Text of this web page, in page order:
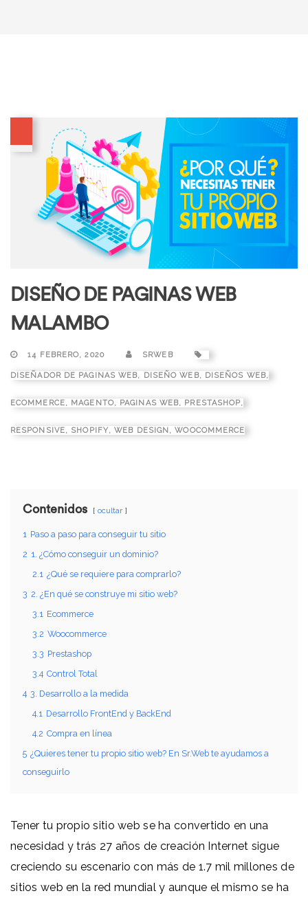
DISEÑO DE PAGINAS WEB
MALAMBO
14 FEBRERO, 2020 SRWEB
DISEÑADOR DE PAGINAS WEB, DISEÑO WEB, DISEÑOS WEB,
ECOMMERCE, MAGENTO, PAGINAS WEB, PRESTASHOP,
RESPONSIVE, SHOPIFY,WEB DESIGN ,WOOCOMMERCE
Contenidos ocultar
1 Paso a paso para conseguir tu sitio
2 1. ¿Cómo conseguir un dominio?
2.1 ¿Qué se requiere para comprarlo?
3 2. ¿En qué se construye mi sitio web?
3.1 Ecommerce
3.2 Woocommerce
3.3 Prestashop
3.4 Control Total
4 3. Desarrollo a la medida
4.1 Desarrollo FrontEnd y BackEnd
4.2 Compra en línea
5 ¿Quieres tener tu propio sitio web? En Sr.Web te ayudamos a
conseguirlo
Tener tu propio sitio web se ha convertido en una
necesidad y trás 27 años de creación Internet sigue
creciendo su escenario con más de 1.7 mil millones de
sitios web en la red mundial y aunque el mismo se ha